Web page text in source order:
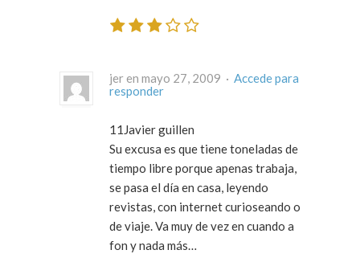
jer en mayo 27, 2009 · Accede para
responder
11Javier guillen
Su excusa es que tiene toneladas de
tiempo libre porque apenas trabaja,
se pasa el día en casa, leyendo
revistas, con internet curioseando o
de viaje. Va muy de vez en cuando a
fon y nada más…